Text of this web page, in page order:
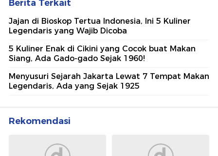
Berita Terkait
Jajan di Bioskop Tertua Indonesia, Ini 5 Kuliner
Legendaris yang Wajib Dicoba
5 Kuliner Enak di Cikini yang Cocok buat Makan
Siang, Ada Gado-gado Sejak 1960!
Menyusuri Sejarah Jakarta Lewat 7 Tempat Makan
Legendaris, Ada yang Sejak 1925
Rekomendasi